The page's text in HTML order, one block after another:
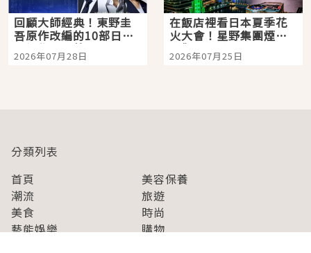
回顧大師經典！東野圭
吾原作改編的10部日本
影視作品推薦
2026年07月28日
在飯店裡看日本夏季花
火大會！星野集團煙火
景觀飯店6選，讓你不用
人擠人悠閒欣賞
2026年07月25日
分類列表
首頁
美容保養
潮流
旅遊
美食
時尚
藝能娛樂
購物